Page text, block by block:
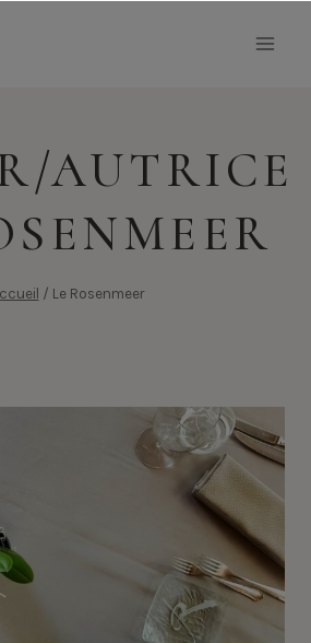
AUTRICE
/ Le Rosenmeer